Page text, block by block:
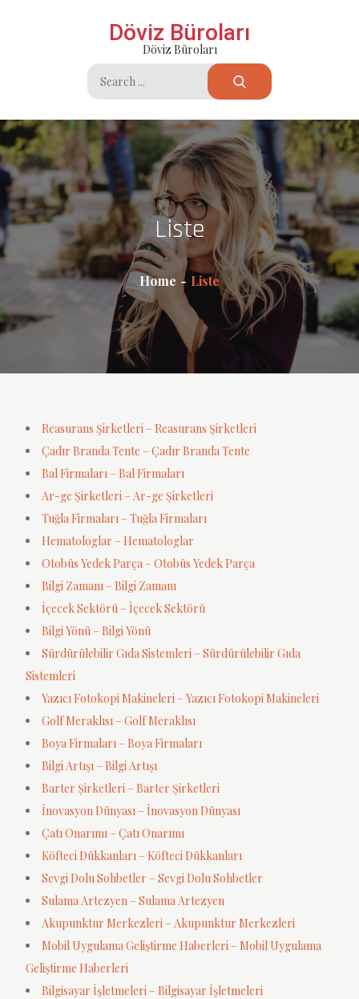
Döviz Büroları
Döviz Büroları
Search
for:
Liste
Home Liste
Reasurans Şirketleri – Reasurans Şirketleri
Çadır Branda Tente – Çadır Branda Tente
Bal Firmaları – Bal Firmaları
Ar-ge Şirketleri – Ar-ge Şirketleri
Tuğla Firmaları – Tuğla Firmaları
Hematologlar – Hematologlar
Otobüs Yedek Parça – Otobüs Yedek Parça
Bilgi Zamanı – Bilgi Zamanı
İçecek Sektörü – İçecek Sektörü
Bilgi Yönü – Bilgi Yönü
Sürdürülebilir Gıda Sistemleri – Sürdürülebilir Gıda
Sistemleri
Yazıcı Fotokopi Makineleri – Yazıcı Fotokopi Makineleri
Golf Meraklısı – Golf Meraklısı
Boya Firmaları – Boya Firmaları
Bilgi Artışı – Bilgi Artışı
Barter Şirketleri – Barter Şirketleri
İnovasyon Dünyası – İnovasyon Dünyası
Çatı Onarımı – Çatı Onarımı
Köfteci Dükkanları – Köfteci Dükkanları
Sevgi Dolu Sohbetler – Sevgi Dolu Sohbetler
Sulama Artezyen – Sulama Artezyen
Akupunktur Merkezleri – Akupunktur Merkezleri
Mobil Uygulama Geliştirme Haberleri – Mobil Uygulama
Geliştirme Haberleri
Bilgisayar İşletmeleri – Bilgisayar İşletmeleri